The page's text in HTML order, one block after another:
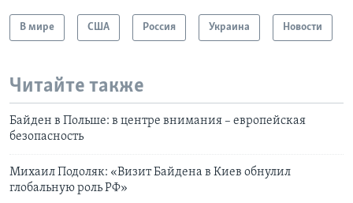
В мире США Россия Украина Новости
Читайте также
Байден в Польше: в центре внимания – европейская
безопасность
Михаил Подоляк: «Визит Байдена в Киев обнулил
глобальную роль РФ»